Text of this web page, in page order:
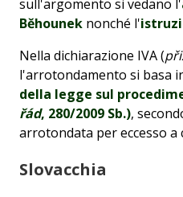
sull'argomento si vedano l'
Běhounek nonché l'
Nella dichiarazione IVA (
l'arrotondamento si basa
della legge sul
řád, 280/2009 Sb.),
arrotondata per eccesso a
Slovacchia